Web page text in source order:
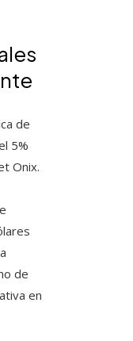
de
5%
Onix.
de
en